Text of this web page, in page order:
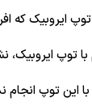
ایروبیک که
با توپ
این توپ انجام